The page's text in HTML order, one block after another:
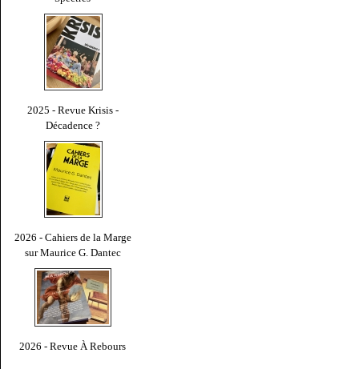
2025 - Revue Krisis -
Décadence ?
2026 - Cahiers de la Marge
sur Maurice G. Dantec
2026 - Revue À Rebours